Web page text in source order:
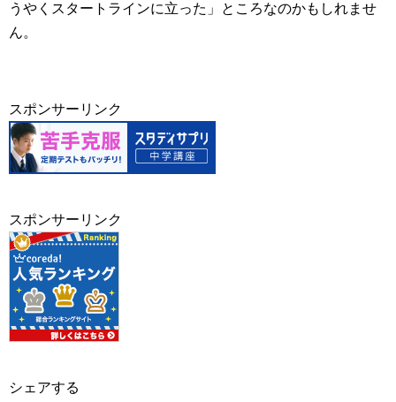
うやくスタートラインに立った」ところなのかもしれませ
ん。
スポンサーリンク
スポンサーリンク
シェアする